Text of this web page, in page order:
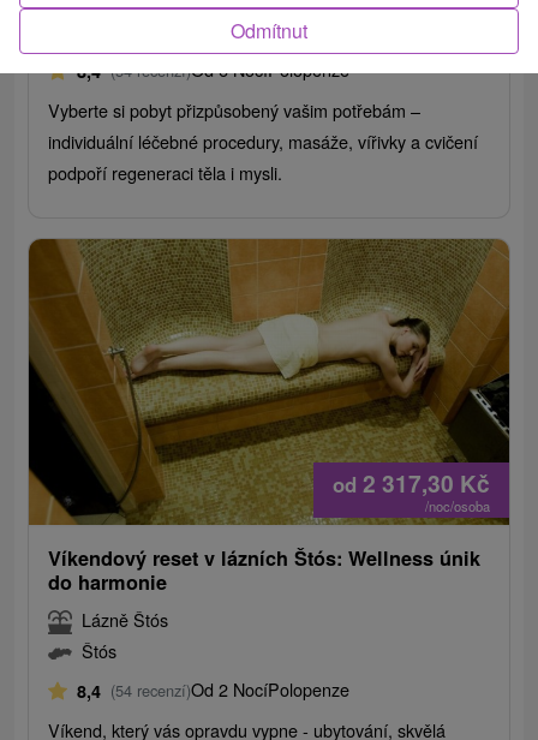
8,4 (54 recenzí)Od 6 NocíPolopenze
Vyberte si pobyt přizpůsobený vašim potřebám –
individuální léčebné procedury, masáže, vířivky a cvičení
podpoří regeneraci těla i mysli.
od 2 317,30 Kč
/noc/osoba
Víkendový reset v lázních Štós: Wellness únik
do harmonie
Lázně Štós
Štós
8,4 (54 recenzí)Od 2 NocíPolopenze
Víkend, který vás opravdu vypne - ubytování, skvělá
Odmítnut